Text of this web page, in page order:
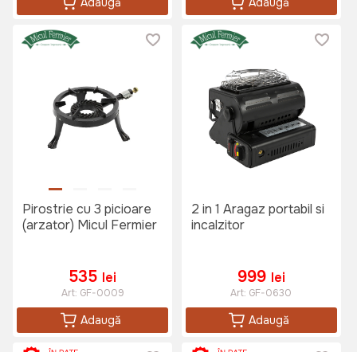
Pirostrie cu 3 picioare
(arzator) Micul Fermier
535 lei
Art: GF-0009
Adaugă
2 in 1 Aragaz portabil si
incalzitor
999 lei
Art: GF-0630
Adaugă